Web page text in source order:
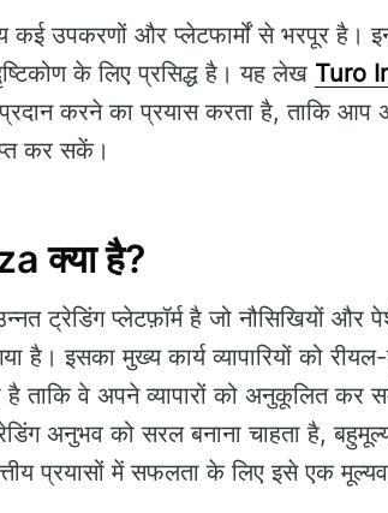
कई उपकरणों और प्लेटफार्मों से भरपूर है।
के लिए प्रसिद्ध है। यह लेख Turo
करने का प्रयास करता है, ताकि आप
कर सकें।
क्या है?
ट्रेडिंग प्लेटफ़ॉर्म है जो नौसिखियों और
है। इसका मुख्य कार्य व्यापारियों को
है ताकि वे अपने व्यापारों को अनुकूलित
अनुभव को सरल बनाना चाहता है,
प्रयासों में सफलता के लिए इसे एक